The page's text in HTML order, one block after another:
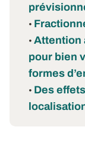
•
• Attention
pour bien
formes
• Des